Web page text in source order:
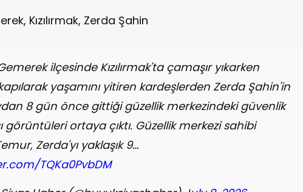
Kızılırmak, Zerda Şahin
ilçesinde Kızılırmak'ta çamaşır yıkarken
yaşamını yitiren kardeşlerden Zerda Şahin'in
8 gün önce gittiği güzellik merkezindeki güvenlik
görüntüleri ortaya çıktı. Güzellik merkezi sahibi
Zerda'yı yaklaşık 9…
TQKa0PvbDM